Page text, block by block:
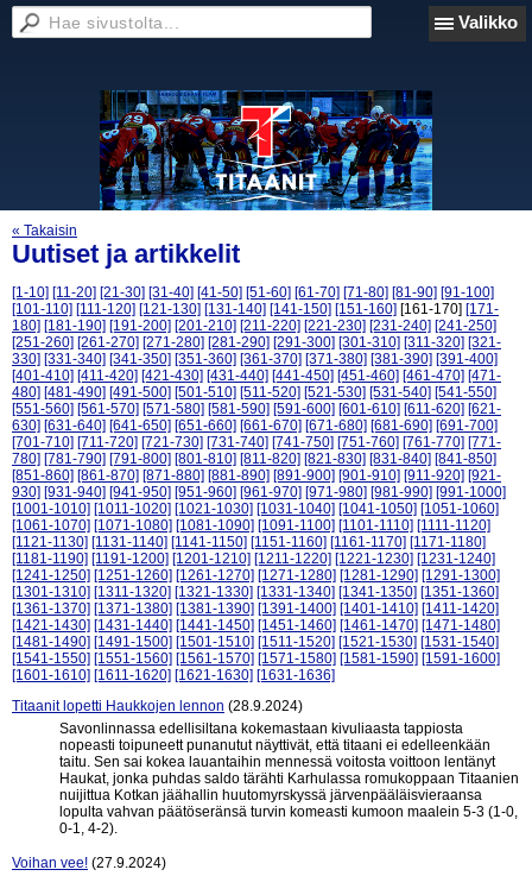
Valikko
« Takaisin
Uutiset ja artikkelit
[1-10] [11-20] [21-30] [31-40] [41-50] [51-60] [61-70] [71-80] [81-90] [91-100]
[101-110] [111-120] [121-130] [131-140] [141-150] [151-160] [161-170] [171-
180] [181-190] [191-200] [201-210] [211-220] [221-230] [231-240] [241-250]
[251-260] [261-270] [271-280] [281-290] [291-300] [301-310] [311-320] [321-
330] [331-340] [341-350] [351-360] [361-370] [371-380] [381-390] [391-400]
[401-410] [411-420] [421-430] [431-440] [441-450] [451-460] [461-470] [471-
480] [481-490] [491-500] [501-510] [511-520] [521-530] [531-540] [541-550]
[551-560] [561-570] [571-580] [581-590] [591-600] [601-610] [611-620] [621-
630] [631-640] [641-650] [651-660] [661-670] [671-680] [681-690] [691-700]
[701-710] [711-720] [721-730] [731-740] [741-750] [751-760] [761-770] [771-
780] [781-790] [791-800] [801-810] [811-820] [821-830] [831-840] [841-850]
[851-860] [861-870] [871-880] [881-890] [891-900] [901-910] [911-920] [921-
930] [931-940] [941-950] [951-960] [961-970] [971-980] [981-990] [991-1000]
[1001-1010] [1011-1020] [1021-1030] [1031-1040] [1041-1050] [1051-1060]
[1061-1070] [1071-1080] [1081-1090] [1091-1100] [1101-1110] [1111-1120]
[1121-1130] [1131-1140] [1141-1150] [1151-1160] [1161-1170] [1171-1180]
[1181-1190] [1191-1200] [1201-1210] [1211-1220] [1221-1230] [1231-1240]
[1241-1250] [1251-1260] [1261-1270] [1271-1280] [1281-1290] [1291-1300]
[1301-1310] [1311-1320] [1321-1330] [1331-1340] [1341-1350] [1351-1360]
[1361-1370] [1371-1380] [1381-1390] [1391-1400] [1401-1410] [1411-1420]
[1421-1430] [1431-1440] [1441-1450] [1451-1460] [1461-1470] [1471-1480]
[1481-1490] [1491-1500] [1501-1510] [1511-1520] [1521-1530] [1531-1540]
[1541-1550] [1551-1560] [1561-1570] [1571-1580] [1581-1590] [1591-1600]
[1601-1610] [1611-1620] [1621-1630] [1631-1636]
Titaanit lopetti Haukkojen lennon (28.9.2024)
Savonlinnassa edellisiltana kokemastaan kivuliaasta tappiosta
nopeasti toipuneett punanutut näyttivät, että titaani ei edelleenkään
taitu. Sen sai kokea lauantaihin mennessä voitosta voittoon lentänyt
Haukat, jonka puhdas saldo tärähti Karhulassa romukoppaan Titaanien
nuijittua Kotkan jäähallin huutomyrskyssä järvenpääläisvieraansa
lopulta vahvan päätöseränsä turvin komeasti kumoon maalein 5-3 (1-0,
0-1, 4-2).
Voihan vee! (27.9.2024)